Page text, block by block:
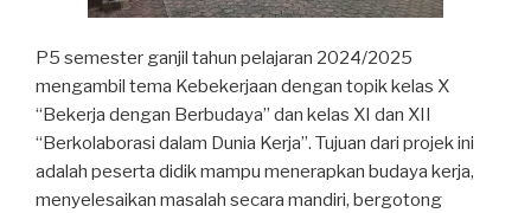
P5 semester ganjil tahun pelajaran 2024/2025
mengambil tema Kebekerjaan dengan topik kelas X
“Bekerja dengan Berbudaya” dan kelas XI dan XII
“Berkolaborasi dalam Dunia Kerja”. Tujuan dari projek ini
adalah peserta didik mampu menerapkan budaya kerja,
menyelesaikan masalah secara mandiri, bergotong